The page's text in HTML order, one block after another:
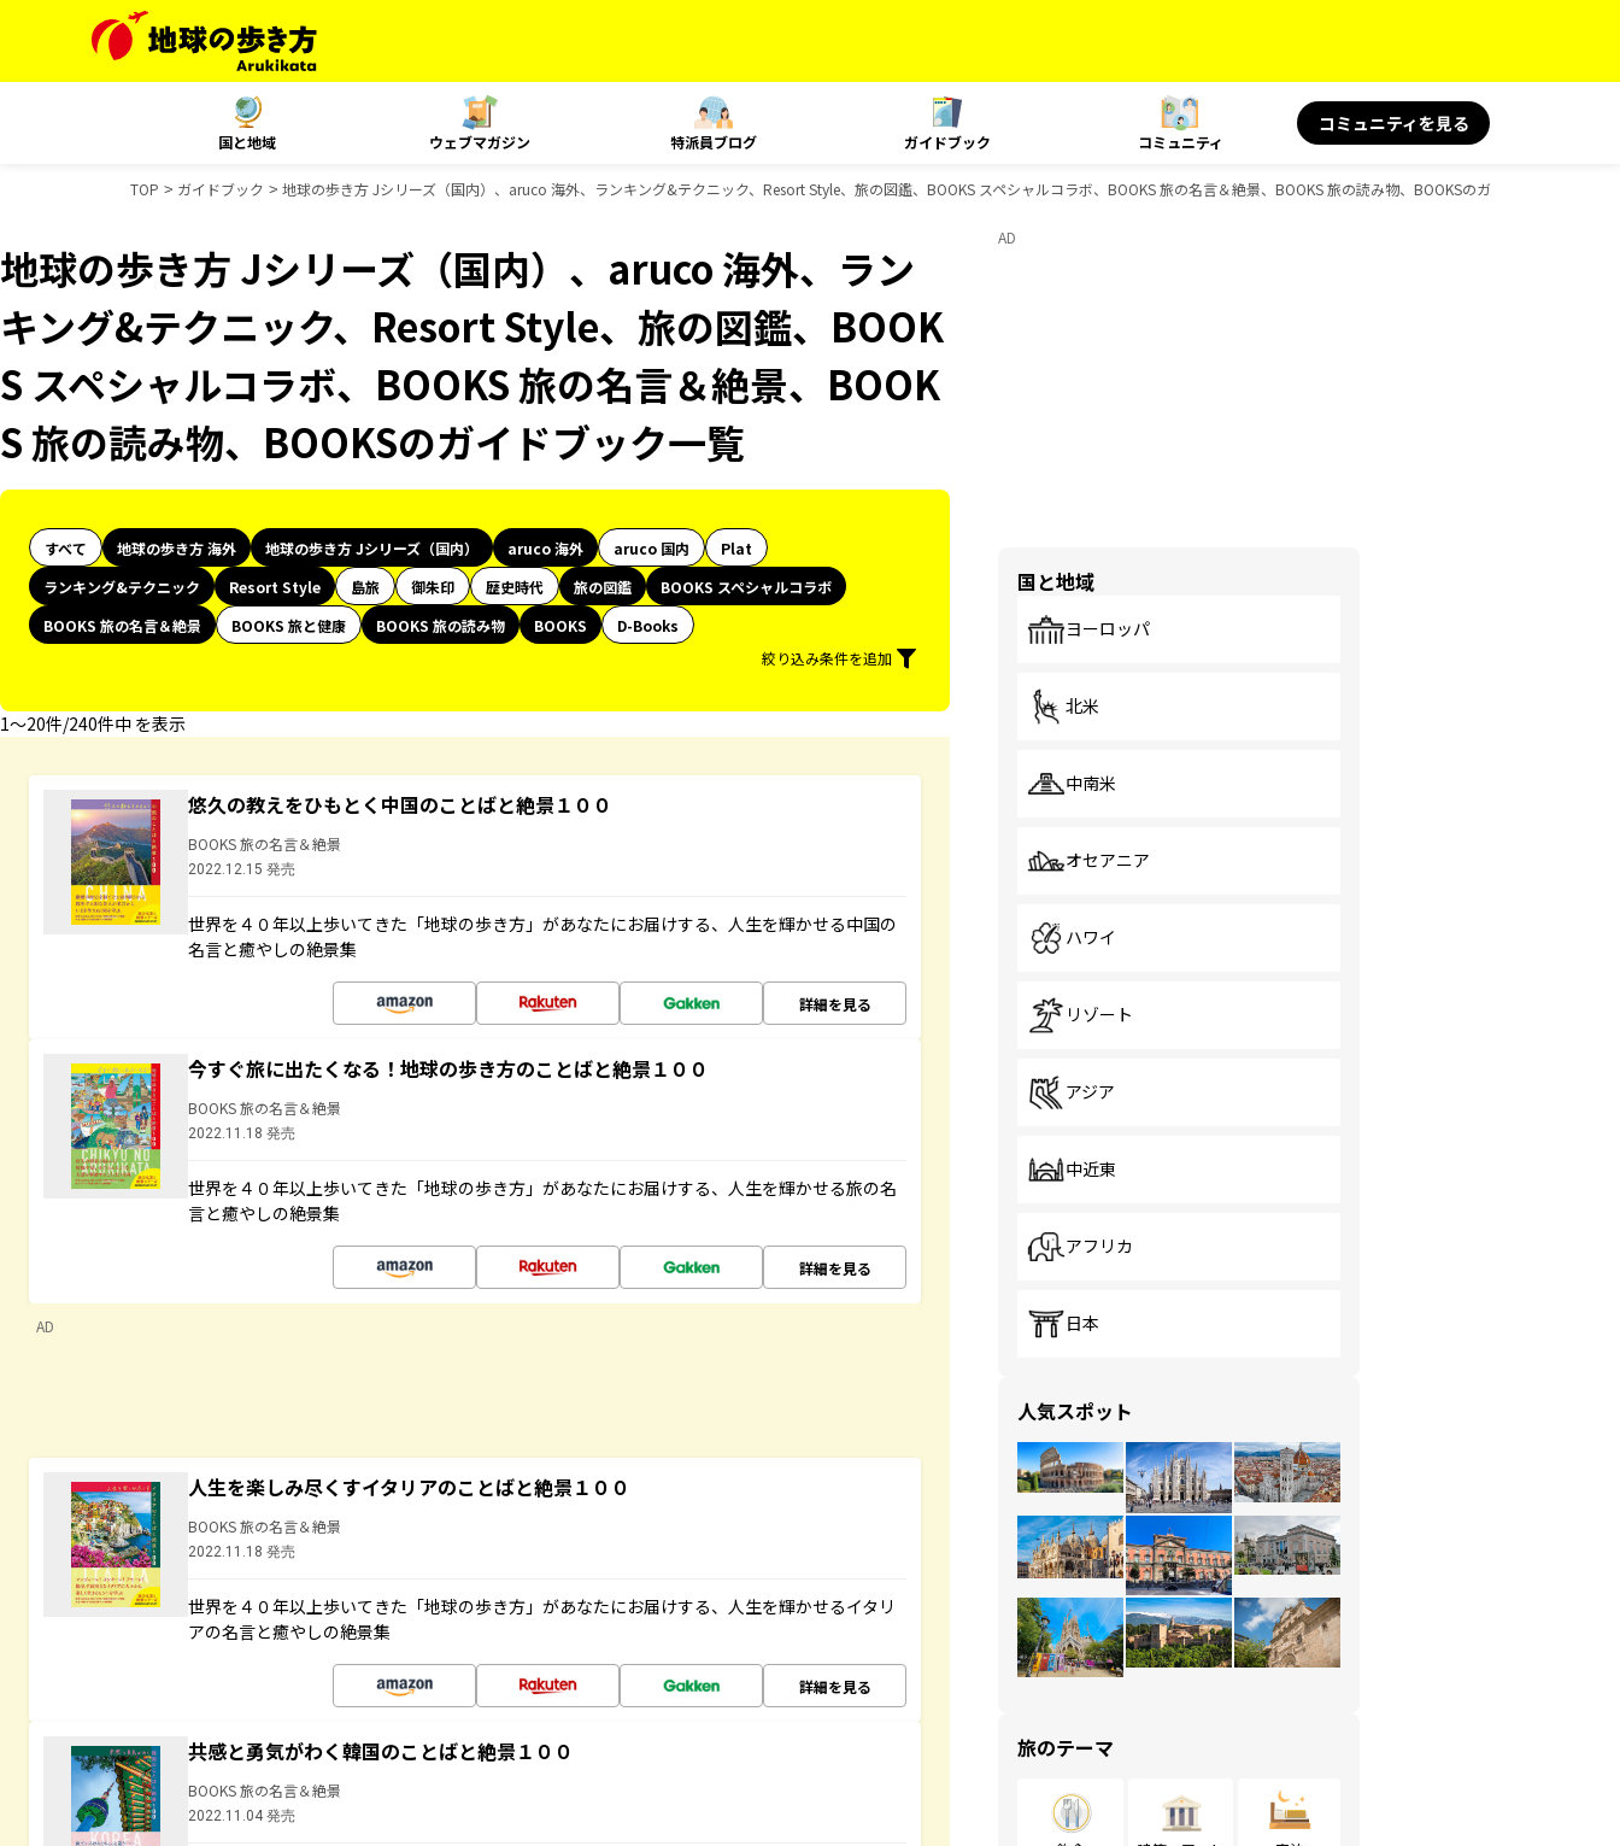
国と地域 ウェブマガジン 特派員ブログ ガイドブック コミュニティ
コミュニティを見る
TOP ガイドブック 地球の歩き方 Jシリーズ（国内）、aruco 海外、ランキング&テクニック、Resort Style、旅の図鑑、BOOKS スペシャルコラボ、BOOKS 旅の名言＆絶景、BOOKS 旅の読み物、BOOKSのガイドブック一覧
地球の歩き方 Jシリーズ（国内）、aruco 海外、ラン
キング&テクニック、Resort Style、旅の図鑑、BOOK
S スペシャルコラボ、BOOKS 旅の名言＆絶景、BOOK
S 旅の読み物、BOOKSのガイドブック一覧
すべて 地球の歩き方 海外 地球の歩き方 Jシリーズ（国内） aruco 海外 aruco 国内
Plat
ランキング&テクニック
Resort Style 島旅 御朱印 歴史時代 旅の図鑑
BOOKS スペシャルコラボ
BOOKS 旅の名言＆絶景
BOOKS 旅と健康 BOOKS 旅の読み物 BOOKS
D-Books
絞り込み条件を追加
1〜20件/240件中 を表示
悠久の教えをひもとく中国のことばと絶景１００
BOOKS 旅の名言＆絶景
2022.12.15 発売
世界を４０年以上歩いてきた「地球の歩き方」があなたにお届けする、人生を輝かせる中国の
名言と癒やしの絶景集
詳細を見る
今すぐ旅に出たくなる！地球の歩き方のことばと絶景１００
BOOKS 旅の名言＆絶景
2022.11.18 発売
世界を４０年以上歩いてきた「地球の歩き方」があなたにお届けする、人生を輝かせる旅の名
言と癒やしの絶景集
詳細を見る
AD
人生を楽しみ尽くすイタリアのことばと絶景１００
BOOKS 旅の名言＆絶景
2022.11.18 発売
世界を４０年以上歩いてきた「地球の歩き方」があなたにお届けする、人生を輝かせるイタリ
アの名言と癒やしの絶景集
詳細を見る
共感と勇気がわく韓国のことばと絶景１００
BOOKS 旅の名言＆絶景
2022.11.04 発売
AD
国と地域
ヨーロッパ
北米
中南米
オセアニア
ハワイ
リゾート
アジア
中近東
アフリカ
日本
人気スポット
旅のテーマ